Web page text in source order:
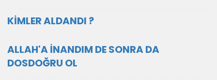
KİMLER ALDANDI ?
ALLAH'A İNANDIM DE SONRA DA
DOSDOĞRU OL